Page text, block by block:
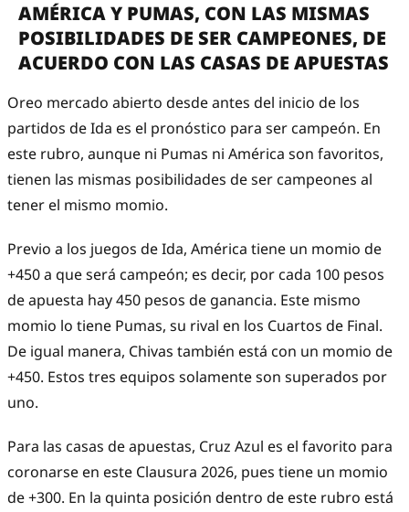
AMÉRICA Y PUMAS, CON LAS MISMAS
POSIBILIDADES DE SER CAMPEONES, DE
ACUERDO CON LAS CASAS DE APUESTAS
Oreo mercado abierto desde antes del inicio de los
partidos de Ida es el pronóstico para ser campeón. En
este rubro, aunque ni Pumas ni América son favoritos,
tienen las mismas posibilidades de ser campeones al
tener el mismo momio.
Previo a los juegos de Ida, América tiene un momio de
+450 a que será campeón; es decir, por cada 100 pesos
de apuesta hay 450 pesos de ganancia. Este mismo
momio lo tiene Pumas, su rival en los Cuartos de Final.
De igual manera, Chivas también está con un momio de
+450. Estos tres equipos solamente son superados por
uno.
Para las casas de apuestas, Cruz Azul es el favorito para
coronarse en este Clausura 2026, pues tiene un momio
de +300. En la quinta posición dentro de este rubro está